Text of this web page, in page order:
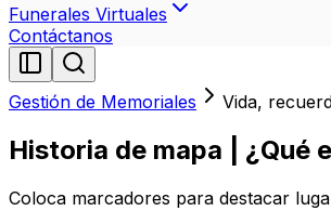
Funerales Virtuales
Contáctanos
Gestión de Memoriales Vida,
Historia de mapa | ¿Qué
Coloca marcadores para destacar